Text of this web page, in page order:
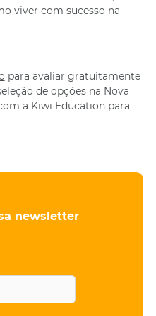
viver com sucesso na
para avaliar gratuitamente
de opções na Nova
a Kiwi Education para
newsletter